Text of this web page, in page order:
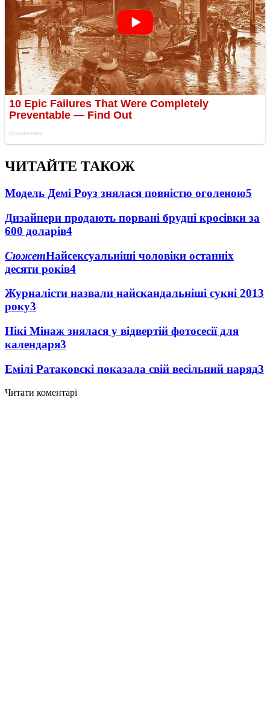
ЧИТАЙТЕ ТАКОЖ
Модель Демі Роуз знялася повністю оголеною5
Дизайнери продають порвані брудні кросівки за
600 доларів4
СюжетНайсексуальніші чоловіки останніх
десяти років4
Журналісти назвали найскандальніші сукні 2013
року3
Нікі Мінаж знялася у відвертій фотосесії для
календаря3
Емілі Ратаковскі показала свій весільний наряд3
Читати коментарі